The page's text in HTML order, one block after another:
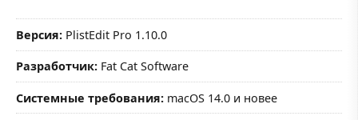
Версия: PlistEdit Pro 1.10.0
Разработчик: Fat Cat Software
Системные требования: macOS 14.0 и новее